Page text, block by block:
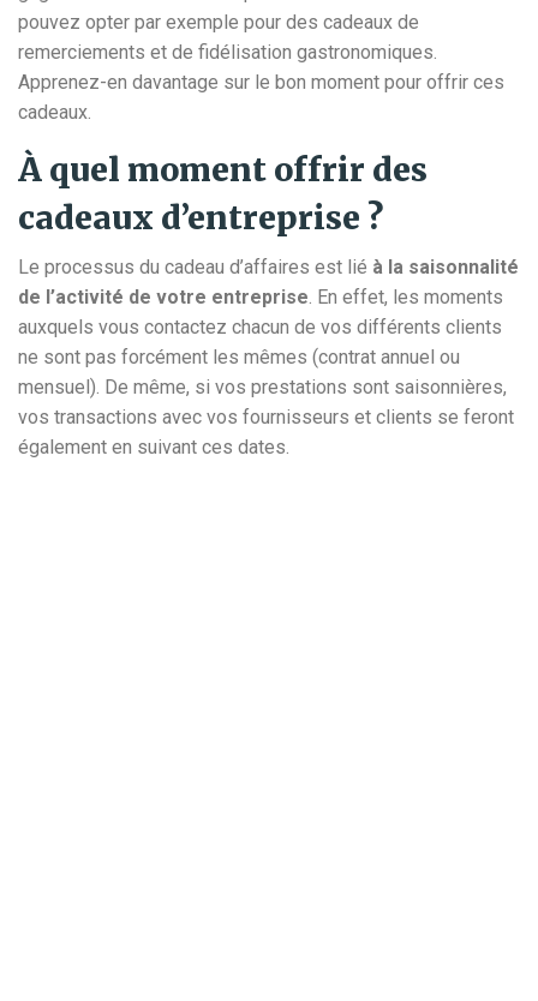
pouvez opter par exemple pour des cadeaux de
remerciements et de fidélisation gastronomiques.
Apprenez-en davantage sur le bon moment pour offrir ces
cadeaux.
À quel moment offrir des
cadeaux d’entreprise ?
Le processus du cadeau d’affaires est lié à la saisonnalité
de l’activité de votre entreprise . En effet, les moments
auxquels vous contactez chacun de vos différents clients
ne sont pas forcément les mêmes (contrat annuel ou
mensuel). De même, si vos prestations sont saisonnières,
vos transactions avec vos fournisseurs et clients se feront
également en suivant ces dates.